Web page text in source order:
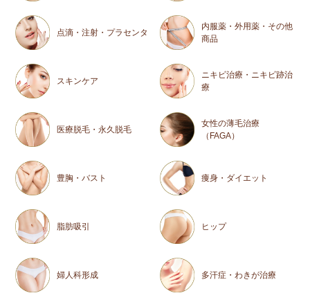
点滴・注射・プラセンタ
内服薬・外用薬・その他
商品
スキンケア
ニキビ治療・ニキビ跡治
療
医療脱毛・永久脱毛
女性の薄毛治療
（FAGA）
豊胸・バスト 痩身・ダイエット
脂肪吸引 ヒップ
婦人科形成 多汗症・わきが治療